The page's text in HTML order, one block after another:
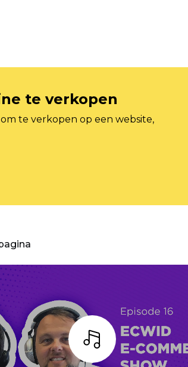
te verkopen
te verkopen op een website,